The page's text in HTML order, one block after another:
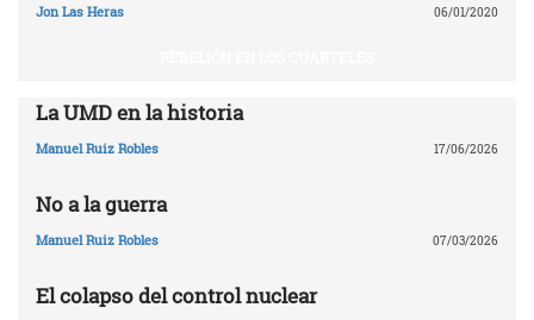
Jon Las Heras 06/01/2020
La UMD en la historia
Manuel Ruiz Robles 17/06/2026
No a la guerra
Manuel Ruiz Robles 07/03/2026
El colapso del control nuclear